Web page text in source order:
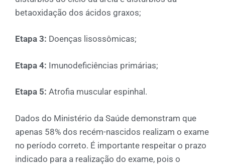
betaoxidação dos ácidos graxos;
Etapa 3: Doenças lisossômicas;
Etapa 4: Imunodeficiências primárias;
Etapa 5: Atrofia muscular espinhal.
Dados do Ministério da Saúde demonstram que
apenas 58% dos recém-nascidos realizam o exame
no período correto. É importante respeitar o prazo
indicado para a realização do exame, pois o